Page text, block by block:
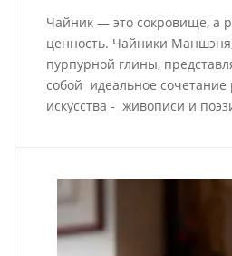
Чайник — это сокровище, а
ценность. Чайники
пурпурной глины,
собой идеальное
искусства - живописи и